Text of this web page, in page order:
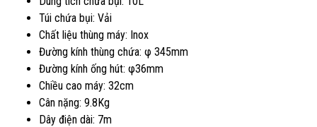
Túi chứa bụi: Vải
Chất liệu thùng máy: Inox
Đường kính thùng chứa: φ 345mm
Đường kính ống hút: φ36mm
Chiều cao máy: 32cm
Cân nặng: 9.8Kg
Dây điện dài: 7m